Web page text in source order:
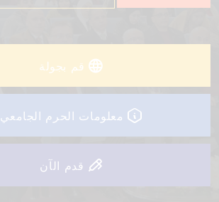
قم بجولة
معلومات الحرم الجامعي
قدم الآن
عرض آخر التحديثات الخاصة بجامعتنا